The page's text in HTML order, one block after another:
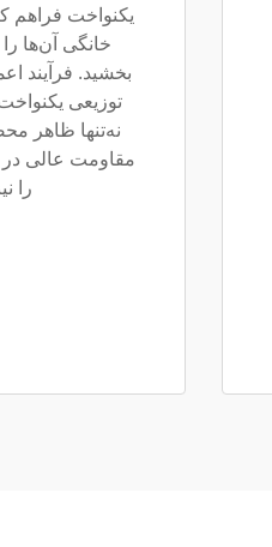
یکنواخت فراهم
خانگی آن‌ها
بخشید. فرآیند
توزیعی
نه‌تنها ظاهر
مقاومت عالی
را